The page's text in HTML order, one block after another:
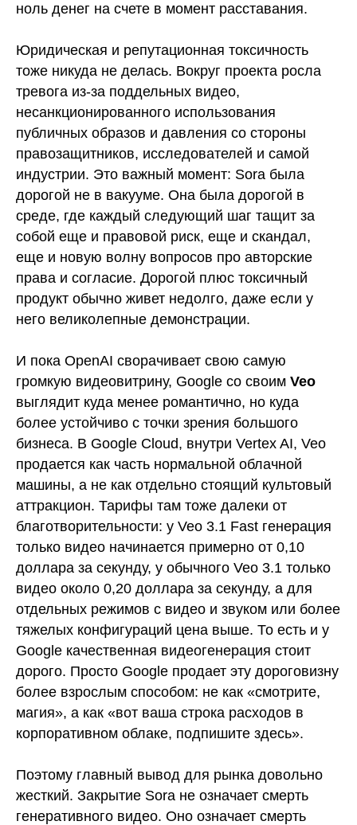
ноль денег на счете в момент расставания.
Юридическая и репутационная токсичность
тоже никуда не делась. Вокруг проекта росла
тревога из-за поддельных видео,
несанкционированного использования
публичных образов и давления со стороны
правозащитников, исследователей и самой
индустрии. Это важный момент: Sora была
дорогой не в вакууме. Она была дорогой в
среде, где каждый следующий шаг тащит за
собой еще и правовой риск, еще и скандал,
еще и новую волну вопросов про авторские
права и согласие. Дорогой плюс токсичный
продукт обычно живет недолго, даже если у
него великолепные демонстрации.
И пока OpenAI сворачивает свою самую
громкую видеовитрину, Google со своим Veo
выглядит куда менее романтично, но куда
более устойчиво с точки зрения большого
бизнеса. В Google Cloud, внутри Vertex AI, Veo
продается как часть нормальной облачной
машины, а не как отдельно стоящий культовый
аттракцион. Тарифы там тоже далеки от
благотворительности: у Veo 3.1 Fast генерация
только видео начинается примерно от 0,10
доллара за секунду, у обычного Veo 3.1 только
видео около 0,20 доллара за секунду, а для
отдельных режимов с видео и звуком или более
тяжелых конфигураций цена выше. То есть и у
Google качественная видеогенерация стоит
дорого. Просто Google продает эту дороговизну
более взрослым способом: не как «смотрите,
магия», а как «вот ваша строка расходов в
корпоративном облаке, подпишите здесь».
Поэтому главный вывод для рынка довольно
жесткий. Закрытие Sora не означает смерть
генеративного видео. Оно означает смерть